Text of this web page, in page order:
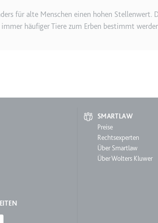
_gcl_ls
Anbieter:
__Secure-ROLLOUT_TOKEN
youtube.com
Wird verwendet,
180 Tage
für alte Menschen einen hohen Stellenwert.
häufiger Tiere zum Erben bestimmt
SMARTLAW
Smartlaw
Preise
Rechtsexperten
Über Smartlaw
Über Wolters Kluwer